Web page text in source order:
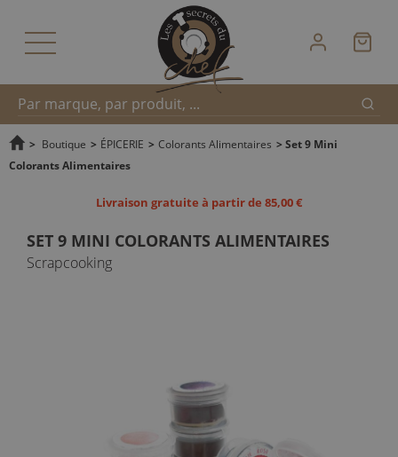
Recherche
> Boutique > ÉPICERIE > Colorants Alimentaires > Set 9 Mini
Colorants Alimentaires
Livraison gratuite à partir de 85,00 €
SET 9 MINI COLORANTS ALIMENTAIRES
Scrapcooking